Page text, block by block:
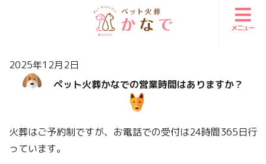
メニュー
2025年12月2日
ペット火葬かなでの営業時間はありますか？
火葬はご予約制ですが、お電話での受付は24時間365日行
っています。